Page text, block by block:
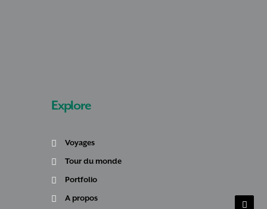
Explore
Voyages
Tour du monde
Portfolio
A propos